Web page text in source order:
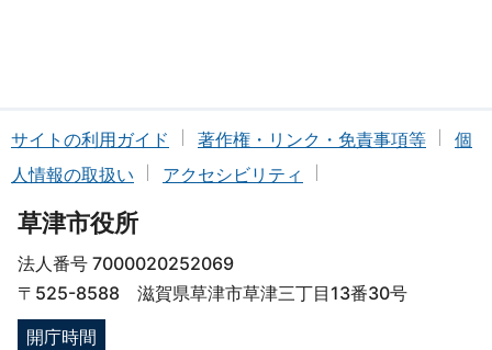
サイトの利用ガイド 著作権・リンク・免責事項等
個
人情報の取扱い
アクセシビリティ
草津市役所
法人番号 7000020252069
〒525-8588 滋賀県草津市草津三丁目13番30号
開庁時間